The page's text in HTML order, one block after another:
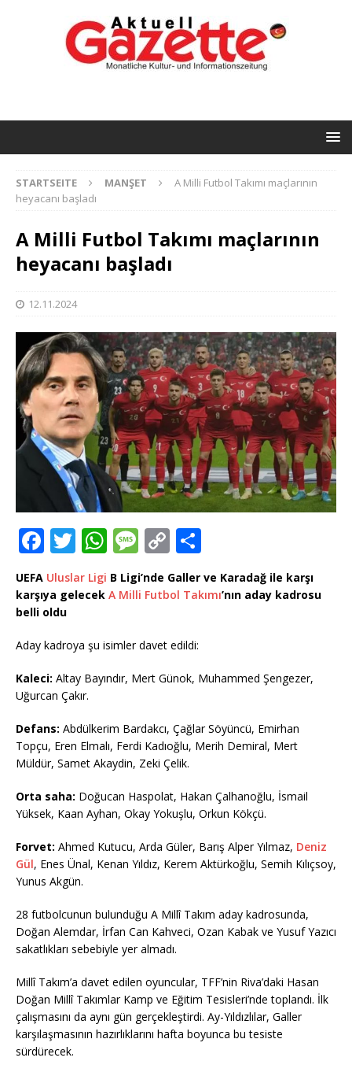
STARTSEITE MANŞET
A Milli Futbol Takımı maçlarının
heyacanı başladı
A Milli Futbol Takımı maçlarının
heyacanı başladı
12.11.2024
F
a
c
e
b
o
o
T
w
it
r
W
h
at
A
p
p
M
e
ss
g
e
C
o
p
Li
n
k
ei
le
UEFA Uluslar Ligi B Ligi’nde Galler ve Karadağ ile karşı
karşıya gelecek A Milli Futbol Takımı’nın aday kadrosu
belli oldu
Aday kadroya şu isimler davet edildi:
Kaleci: Altay Bayındır, Mert Günok, Muhammed Şengezer,
Uğurcan Çakır.
Defans: Abdülkerim Bardakcı, Çağlar Söyüncü, Emirhan
Topçu, Eren Elmalı, Ferdi Kadıoğlu, Merih Demiral, Mert
Müldür, Samet Akaydin, Zeki Çelik.
Orta saha: Doğucan Haspolat, Hakan Çalhanoğlu, İsmail
Yüksek, Kaan Ayhan, Okay Yokuşlu, Orkun Kökçü.
Forvet: Ahmed Kutucu, Arda Güler, Barış Alper Yılmaz, Deniz
Gül, Enes Ünal, Kenan Yıldız, Kerem Aktürkoğlu, Semih Kılıçsoy,
Yunus Akgün.
28 futbolcunun bulunduğu A Millî Takım aday kadrosunda,
Doğan Alemdar, İrfan Can Kahveci, Ozan Kabak ve Yusuf Yazıcı
sakatlıkları sebebiyle yer almadı.
Millî Takım’a davet edilen oyuncular, TFF’nin Riva’daki Hasan
Doğan Millî Takımlar Kamp ve Eğitim Tesisleri’nde toplandı. İlk
çalışmasını da aynı gün gerçekleştirdi. Ay-Yıldızlılar, Galler
karşılaşmasının hazırlıklarını hafta boyunca bu tesiste
sürdürecek.